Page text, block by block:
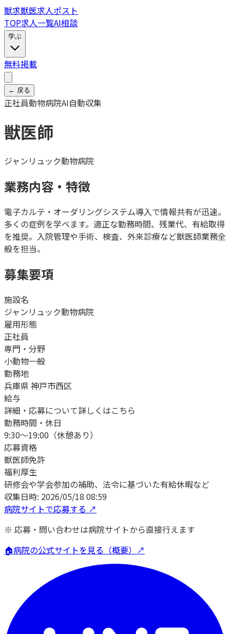
獣求獣医求人ポスト
TOP求人一覧AI相談
学ぶ
無料掲載
← 戻る
正社員動物病院AI自動収集
獣医師
ジャンリュック動物病院
業務内容・特徴
電子カルテ・オーダリングシステム導入で情報共有が迅速。
多くの症例を学べます。適正な勤務時間、残業代、有給取得
を推奨。入院管理や手術、検査、外来診療など獣医師業務全
般を担当。
募集要項
施設名
ジャンリュック動物病院
雇用形態
正社員
専門・分野
小動物一般
勤務地
兵庫県 神戸市西区
給与
詳細・応募について詳しくはこちら
勤務時間・休日
9:30～19:00（休憩あり）
応募資格
獣医師免許
福利厚生
研修会や学会参加の補助、法令に基づいた有給休暇など
収集日時: 2026/05/18 08:59
病院サイトで応募する ↗
※ 応募・問い合わせは病院サイトから直接行えます
🏠病院の公式サイトを見る（概要）↗